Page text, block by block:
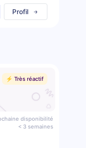
Profil
⚡️ Très réactif
disponibilité
< 3 semaines